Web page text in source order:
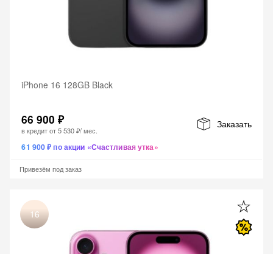
iPhone 16 128GB Black
66 900 ₽
в кредит от5 530 ₽/ мес.
Заказать
61 900 ₽ по акции «Счастливая утка»
Привезём под заказ
16